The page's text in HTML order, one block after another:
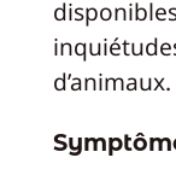
d’animaux.